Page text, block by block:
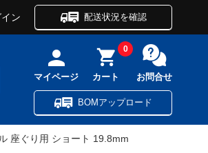
ン 配送状況を確認
マイページ カート
0
お問合せ
BOMアップロード
座ぐり用 ショート 19.8mm